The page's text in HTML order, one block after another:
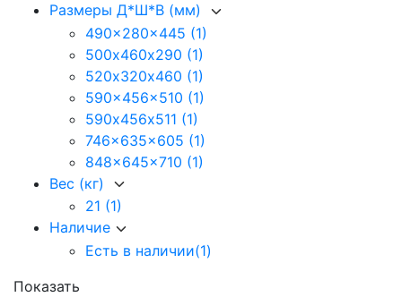
Размеры Д*Ш*В (мм)
490x280x445 (1)
500х460х290 (1)
520х320х460 (1)
590x456x510 (1)
590х456х511 (1)
746x635x605 (1)
848x645x710 (1)
Вес (кг)
21 (1)
Наличие
Есть в наличии(1)
Показать